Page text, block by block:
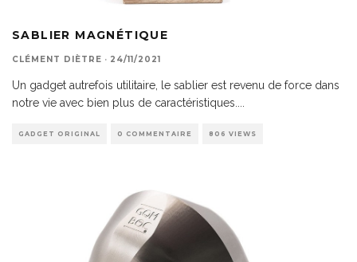
SABLIER MAGNÉTIQUE
CLÉMENT DIÈTRE · 24/11/2021
Un gadget autrefois utilitaire, le sablier est revenu de force dans
notre vie avec bien plus de caractéristiques....
GADGET ORIGINAL 0 COMMENTAIRE 806 VIEWS